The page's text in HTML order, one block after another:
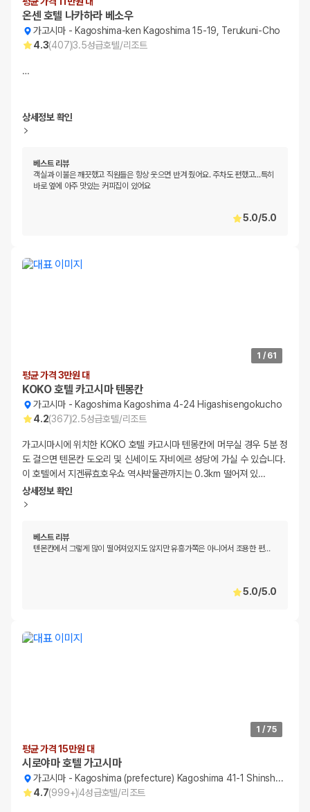
온센 호텔 나카하라 베소우
가고시마- Kagoshima-ken Kagoshima 15-19, Terukuni-Cho
4.3(407)3.5성급호텔/리조트
…
상세정보 확인
베스트 리뷰
객실과 이불은 깨끗했고 직원들은 항상 웃으면 반겨 줬어요. 주차도 편했고...특히
바로 옆에 아주 맛있는 커피집이 있어요
5.0/5.0
1 / 61
평균 가격 3만원 대
KOKO 호텔 카고시마 텐몽칸
가고시마- Kagoshima Kagoshima 4-24 Higashisengokucho
4.2(367)2.5성급호텔/리조트
가고시마시에 위치한 KOKO 호텔 카고시마 텐몽칸에 머무실 경우 5분 정
도 걸으면 텐몬칸 도오리 및 신세이도 자비에르 성당에 가실 수 있습니다.
이 호텔에서 지겐류효호우쇼 역사박물관까지는 0.3km 떨어져 있…
상세정보 확인
베스트 리뷰
텐몬칸에서 그렇게 많이 떨어져있지도 않지만 유흥가쪽은 아니어서 조용한 편…
5.0/5.0
1 / 75
평균 가격 15만원 대
시로야마 호텔 가고시마
가고시마- Kagoshima (prefecture) Kagoshima 41-1 Shinshoin-cho
4.7(999+)4성급호텔/리조트